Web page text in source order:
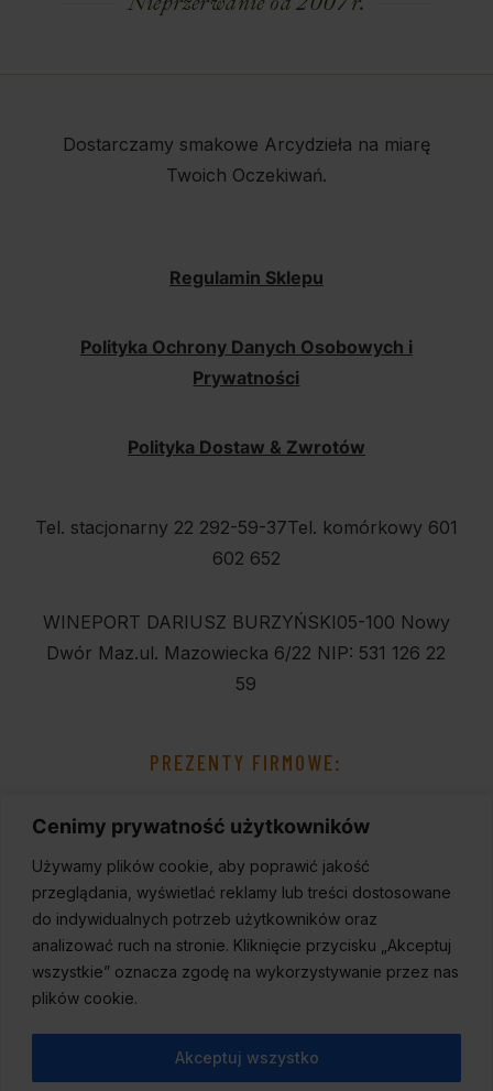
Cenimy prywatność użytkowników
Używamy plików cookie, aby poprawić jakość
przeglądania, wyświetlać reklamy lub treści dostosowane
do indywidualnych potrzeb użytkowników oraz
analizować ruch na stronie. Kliknięcie przycisku „Akceptuj
wszystkie” oznacza zgodę na wykorzystywanie przez nas
plików cookie.
Akceptuj wszystko
Dostarczamy smakowe Arcydzieła na miarę
Twoich Oczekiwań.
Regulamin Sklepu
Polityka Ochrony Danych Osobowych i
Prywatności
Polityka Dostaw & Zwrotów
Tel. stacjonarny 22 292-59-37Tel. komórkowy 601
602 652
WINEPORT DARIUSZ BURZYŃSKI05-100 Nowy
Dwór Maz.ul. Mazowiecka 6/22 NIP: 531 126 22
59
PREZENTY FIRMOWE: